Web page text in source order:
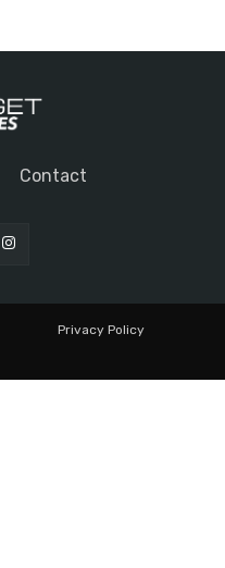
Contact
Privacy Policy